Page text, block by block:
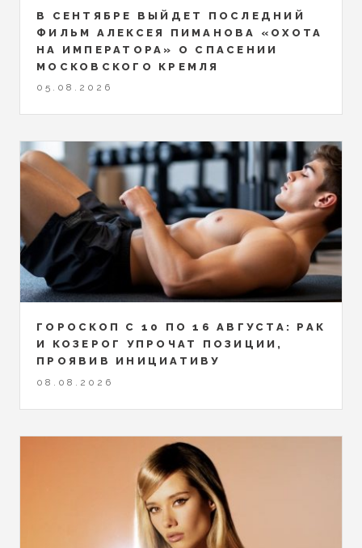
В СЕНТЯБРЕ ВЫЙДЕТ ПОСЛЕДНИЙ
ФИЛЬМ АЛЕКСЕЯ ПИМАНОВА «ОХОТА
НА ИМПЕРАТОРА» О СПАСЕНИИ
МОСКОВСКОГО КРЕМЛЯ
05.08.2026
ГОРОСКОП С 10 ПО 16 АВГУСТА: РАК
И КОЗЕРОГ УПРОЧАТ ПОЗИЦИИ,
ПРОЯВИВ ИНИЦИАТИВУ
08.08.2026